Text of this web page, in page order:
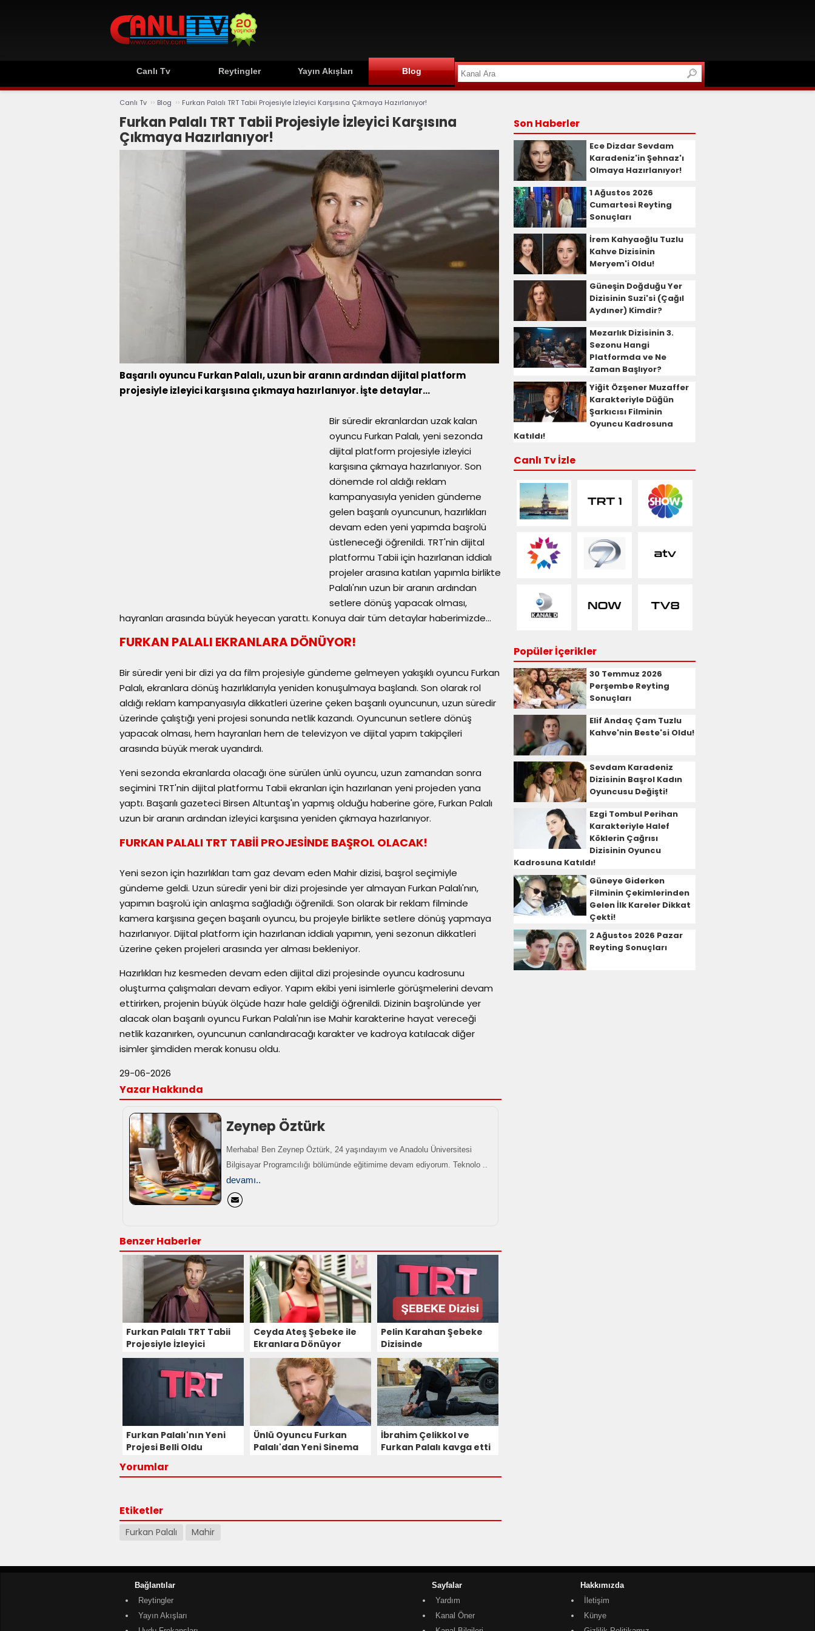
Canlı Tv Reytingler Yayın Akışları Blog
Canlı Tv ›› Blog ›› Furkan Palalı TRT Tabii Projesiyle İzleyici Karşısına Çıkmaya Hazırlanıyor!
Furkan Palalı TRT Tabii Projesiyle İzleyici Karşısına
Çıkmaya Hazırlanıyor!
Başarılı oyuncu Furkan Palalı, uzun bir aranın ardından dijital platform
projesiyle izleyici karşısına çıkmaya hazırlanıyor. İşte detaylar...
Bir süredir ekranlardan uzak kalan
oyuncu Furkan Palalı, yeni sezonda
dijital platform projesiyle izleyici
karşısına çıkmaya hazırlanıyor. Son
dönemde rol aldığı reklam
kampanyasıyla yeniden gündeme
gelen başarılı oyuncunun, hazırlıkları
devam eden yeni yapımda başrolü
üstleneceği öğrenildi. TRT'nin dijital
platformu Tabii için hazırlanan iddialı
projeler arasına katılan yapımla birlikte
Palalı'nın uzun bir aranın ardından
setlere dönüş yapacak olması,
hayranları arasında büyük heyecan yarattı. Konuya dair tüm detaylar haberimizde...
FURKAN PALALI EKRANLARA DÖNÜYOR!
Bir süredir yeni bir dizi ya da film projesiyle gündeme gelmeyen yakışıklı oyuncu Furkan
Palalı, ekranlara dönüş hazırlıklarıyla yeniden konuşulmaya başlandı. Son olarak rol
aldığı reklam kampanyasıyla dikkatleri üzerine çeken başarılı oyuncunun, uzun süredir
üzerinde çalıştığı yeni projesi sonunda netlik kazandı. Oyuncunun setlere dönüş
yapacak olması, hem hayranları hem de televizyon ve dijital yapım takipçileri
arasında büyük merak uyandırdı.
Yeni sezonda ekranlarda olacağı öne sürülen ünlü oyuncu, uzun zamandan sonra
seçimini TRT'nin dijital platformu Tabii ekranları için hazırlanan yeni projeden yana
yaptı. Başarılı gazeteci Birsen Altuntaş'ın yapmış olduğu haberine göre, Furkan Palalı
uzun bir aranın ardından izleyici karşısına yeniden çıkmaya hazırlanıyor.
FURKAN PALALI TRT TABİİ PROJESİNDE BAŞROL OLACAK!
Yeni sezon için hazırlıkları tam gaz devam eden Mahir dizisi, başrol seçimiyle
gündeme geldi. Uzun süredir yeni bir dizi projesinde yer almayan Furkan Palalı'nın,
yapımın başrolü için anlaşma sağladığı öğrenildi. Son olarak bir reklam filminde
kamera karşısına geçen başarılı oyuncu, bu projeyle birlikte setlere dönüş yapmaya
hazırlanıyor. Dijital platform için hazırlanan iddialı yapımın, yeni sezonun dikkatleri
üzerine çeken projeleri arasında yer alması bekleniyor.
Hazırlıkları hız kesmeden devam eden dijital dizi projesinde oyuncu kadrosunu
oluşturma çalışmaları devam ediyor. Yapım ekibi yeni isimlerle görüşmelerini devam
ettirirken, projenin büyük ölçüde hazır hale geldiği öğrenildi. Dizinin başrolünde yer
alacak olan başarılı oyuncu Furkan Palalı'nın ise Mahir karakterine hayat vereceği
netlik kazanırken, oyuncunun canlandıracağı karakter ve kadroya katılacak diğer
isimler şimdiden merak konusu oldu.
29-06-2026
Yazar Hakkında
Zeynep Öztürk
Merhaba! Ben Zeynep Öztürk, 24 yaşındayım ve Anadolu Üniversitesi
Bilgisayar Programcılığı bölümünde eğitimime devam ediyorum. Teknolo ..
devamı..
Benzer Haberler
Furkan Palalı TRT Tabii
Projesiyle İzleyici
Karşısına Çıkmaya
Hazırlanıyor!
Ceyda Ateş Şebeke ile
Ekranlara Dönüyor
Pelin Karahan Şebeke
Dizisinde
Furkan Palalı'nın Yeni
Projesi Belli Oldu
Ünlü Oyuncu Furkan
Palalı'dan Yeni Sinema
İbrahim Çelikkol ve
Furkan Palalı kavga etti
Yorumlar
Etiketler
Furkan Palalı Mahir
Son Haberler
Ece Dizdar Sevdam
Karadeniz'in Şehnaz'ı
Olmaya Hazırlanıyor!
1 Ağustos 2026
Cumartesi Reyting
Sonuçları
İrem Kahyaoğlu Tuzlu
Kahve Dizisinin
Meryem'i Oldu!
Güneşin Doğduğu Yer
Dizisinin Suzi'si (Çağıl
Aydıner) Kimdir?
Mezarlık Dizisinin 3.
Sezonu Hangi
Platformda ve Ne
Zaman Başlıyor?
Yiğit Özşener Muzaffer
Karakteriyle Düğün
Şarkıcısı Filminin
Oyuncu Kadrosuna
Katıldı!
Canlı Tv İzle
Popüler İçerikler
30 Temmuz 2026
Perşembe Reyting
Sonuçları
Elif Andaç Çam Tuzlu
Kahve'nin Beste'si Oldu!
Sevdam Karadeniz
Dizisinin Başrol Kadın
Oyuncusu Değişti!
Ezgi Tombul Perihan
Karakteriyle Halef
Köklerin Çağrısı
Dizisinin Oyuncu
Kadrosuna Katıldı!
Güneye Giderken
Filminin Çekimlerinden
Gelen İlk Kareler Dikkat
Çekti!
2 Ağustos 2026 Pazar
Reyting Sonuçları
Bağlantılar
Reytingler
Yayın Akışları
Sayfalar
Yardım
Kanal Öner
Hakkımızda
İletişim
Künye